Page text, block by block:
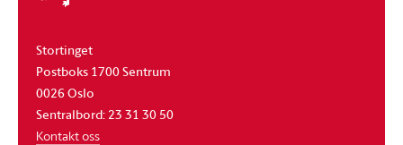
Stortinget
Postboks 1700 Sentrum
0026 Oslo
Sentralbord: 23 31 30 50
Kontakt oss